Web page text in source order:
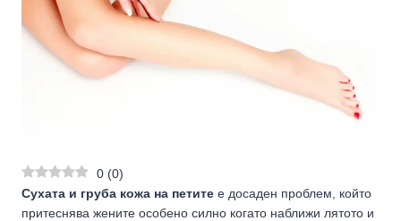
0 (0)
Сухата и груба кожа на петите е досаден проблем, който
притеснява жените особено силно когато наближи лятото и